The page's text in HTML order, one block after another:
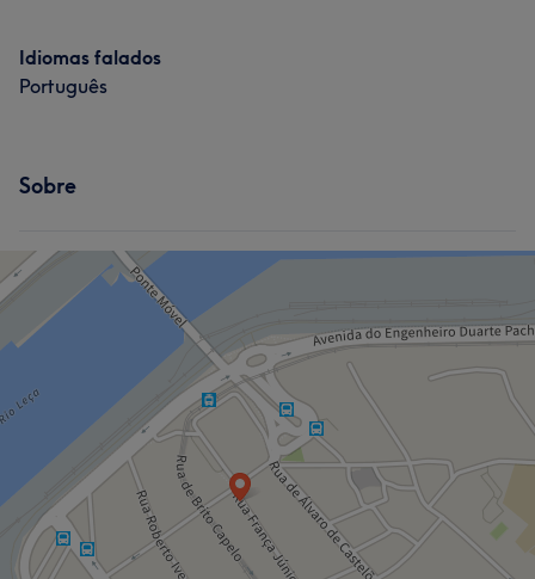
Portfólio
Idiomas falados
Português
Sobre